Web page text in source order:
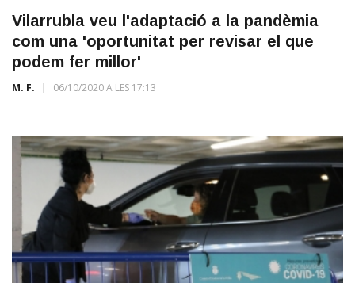
Vilarrubla veu l'adaptació a la pandèmia
com una 'oportunitat per revisar el que
podem fer millor'
M. F. 06/10/2020 A LES 17:13